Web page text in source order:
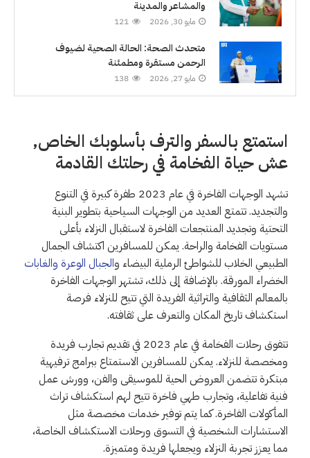
والمشاعر والمدينة
مايو 30, 2026 121
متحدث الصحة: الحالة الصحية لضيوف
الرحمن مستقرة ومطمئنة
مايو 27, 2026 138
استمتع بالسفر والترف بأسلوبك الخاص,
عش حياة الفخامة في رحلتك القادمة
تشهد الوجهات الفاخرة في عام 2023 طفرة كبيرة في التنوع
والتجديد. تتمتع العديد من الوجهات السياحية بتطوير البنية
التحتية وتجديد المنتجعات الفاخرة لاستقبال النزلاء بأعلى
مستويات الفخامة والراحة. يمكن للمسافرين اكتشاف الجمال
الطبيعي الخلاب للشواطئ الرملية البيضاء والجبال الوعرة والغابات
الخضراء المورقة. بالإضافة إلى ذلك، تشتهر الوجهات الفاخرة
بالمعالم الثقافية والتراثية الفريدة التي تتيح للنزلاء فرصة
استكشاف تاريخ المكان والتعرف على ثقافته.
تتفوق رحلات الفخامة في عام 2023 في تقديم تجارب فريدة
ومخصصة للنزلاء. يمكن للمسافرين الاستمتاع ببرامج ترفيهية
مبتكرة تتضمن العروض الحية للموسيقى والفن، وورش عمل
فنية تفاعلية، وتجارب طهي فاخرة تتيح لهم استكشاف تراث
المأكولات الفاخرة. كما يتم توفير خدمات مخصصة مثل
الاستشارات الشخصية في التسوق ورحلات الاستكشاف الخاصة،
مما يعزز تجربة النزلاء ويجعلها فريدة ومتميزة.